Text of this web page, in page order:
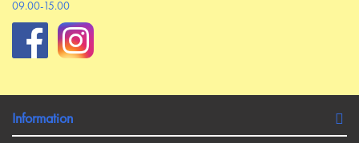
09.00-15.00
Information